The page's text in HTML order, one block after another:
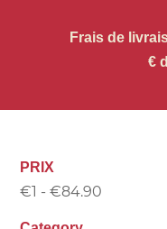
Frais de
€
PRIX
€1 -€84.90